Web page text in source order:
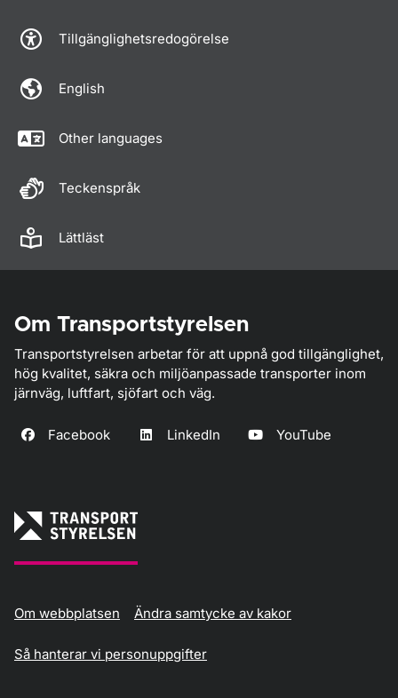
Tillgänglighetsredogörelse
English
Other languages
Teckenspråk
Lättläst
Om Transportstyrelsen
Transportstyrelsen arbetar för att uppnå god tillgänglighet,
hög kvalitet, säkra och miljöanpassade transporter inom
järnväg, luftfart, sjöfart och väg.
Facebook LinkedIn YouTube
Om webbplatsen Ändra samtycke av kakor
Så hanterar vi personuppgifter